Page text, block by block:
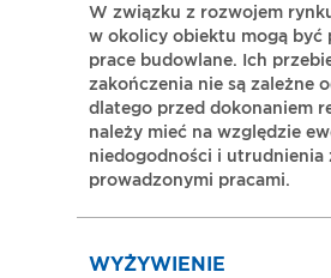
W związku z rozwojem
w okolicy obiektu mogą być
prace budowlane. Ich
zakończenia nie są zależne
dlatego przed dokonaniem
należy mieć na względzie
niedogodności i utrudnienia
prowadzonymi pracami.
WYŻYWIENIE